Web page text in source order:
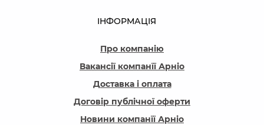
ІНФОРМАЦІЯ
Про компанію
Вакансії компанїї Арніо
Доставка і оплата
Договір публічної оферти
Новини компанїї Арніо